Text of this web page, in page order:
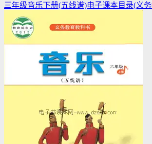
三年级音乐下册(五线谱)电子课本目录(义